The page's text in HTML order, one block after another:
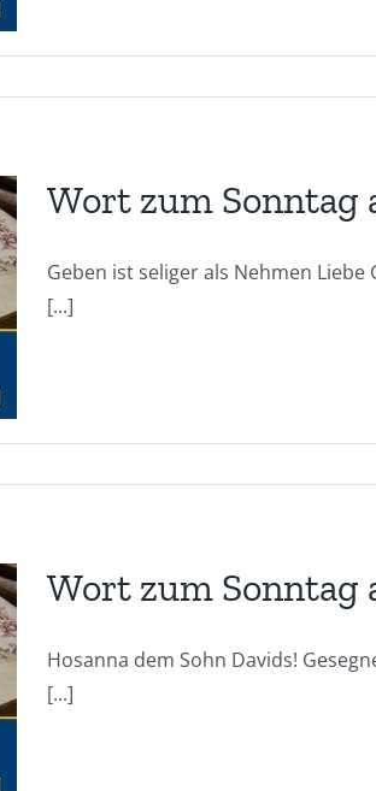
Wort zum Sonntag
Geben ist seliger als Nehmen
[...]
Wort zum Sonntag
Hosanna dem Sohn Davids!
[...]